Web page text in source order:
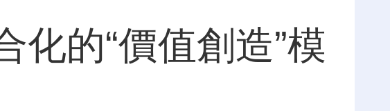
化的“價值創造”模